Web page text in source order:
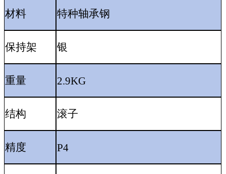
材料 特种轴承钢
保持架 银
重量 2.9KG
结构 滚子
精度 P4